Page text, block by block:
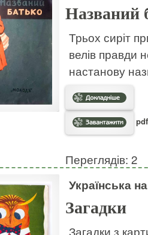
Названий
Трьох сиріт
велів правди
настанову
Переглядів: 2
Українська
Загадки
Загадки з